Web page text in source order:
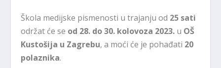
Škola medijske pismenosti u trajanju od 25 sati
održat će se od 28. do 30. kolovoza 2023. u OŠ
Kustošija u Zagrebu, a moći će je pohađati 20
polaznika.